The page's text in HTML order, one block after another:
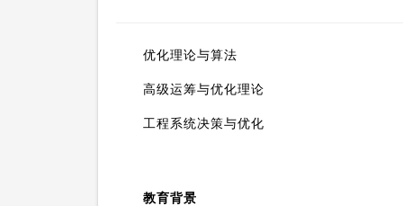
优化理论与算法
高级运筹与优化理论
工程系统决策与优化
教育背景